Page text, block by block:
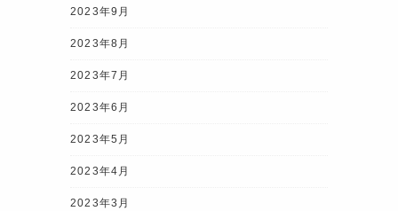
2023年9月
2023年8月
2023年7月
2023年6月
2023年5月
2023年4月
2023年3月